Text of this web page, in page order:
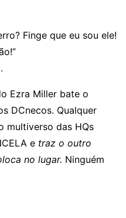
Finge que eu sou ele!
Ezra Miller bate o
DCnecos. Qualquer
multiverso das HQs
e traz o outro
no lugar. Ninguém